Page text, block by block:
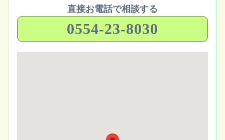
直接お電話で相談する
0554-23-8030